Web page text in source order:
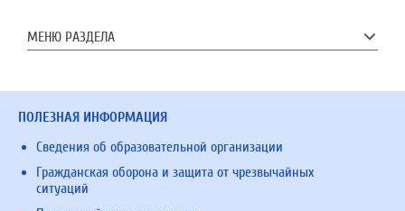
МЕНЮ РАЗДЕЛА
ПОЛЕЗНАЯ ИНФОРМАЦИЯ
Сведения об образовательной организации
Гражданская оборона и защита от чрезвычайных
ситуаций